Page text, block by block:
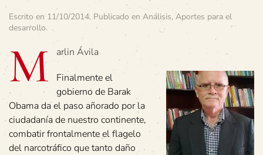
Escrito en 11/10/2014. Publicado en Análisis,Aportes para el
desarrollo.
M arlin Ávila
Finalmente el
gobierno de Barak
Obama da el paso añorado por la
ciudadanía de nuestro continente,
combatir frontalmente el flagelo
del narcotráfico que tanto daño